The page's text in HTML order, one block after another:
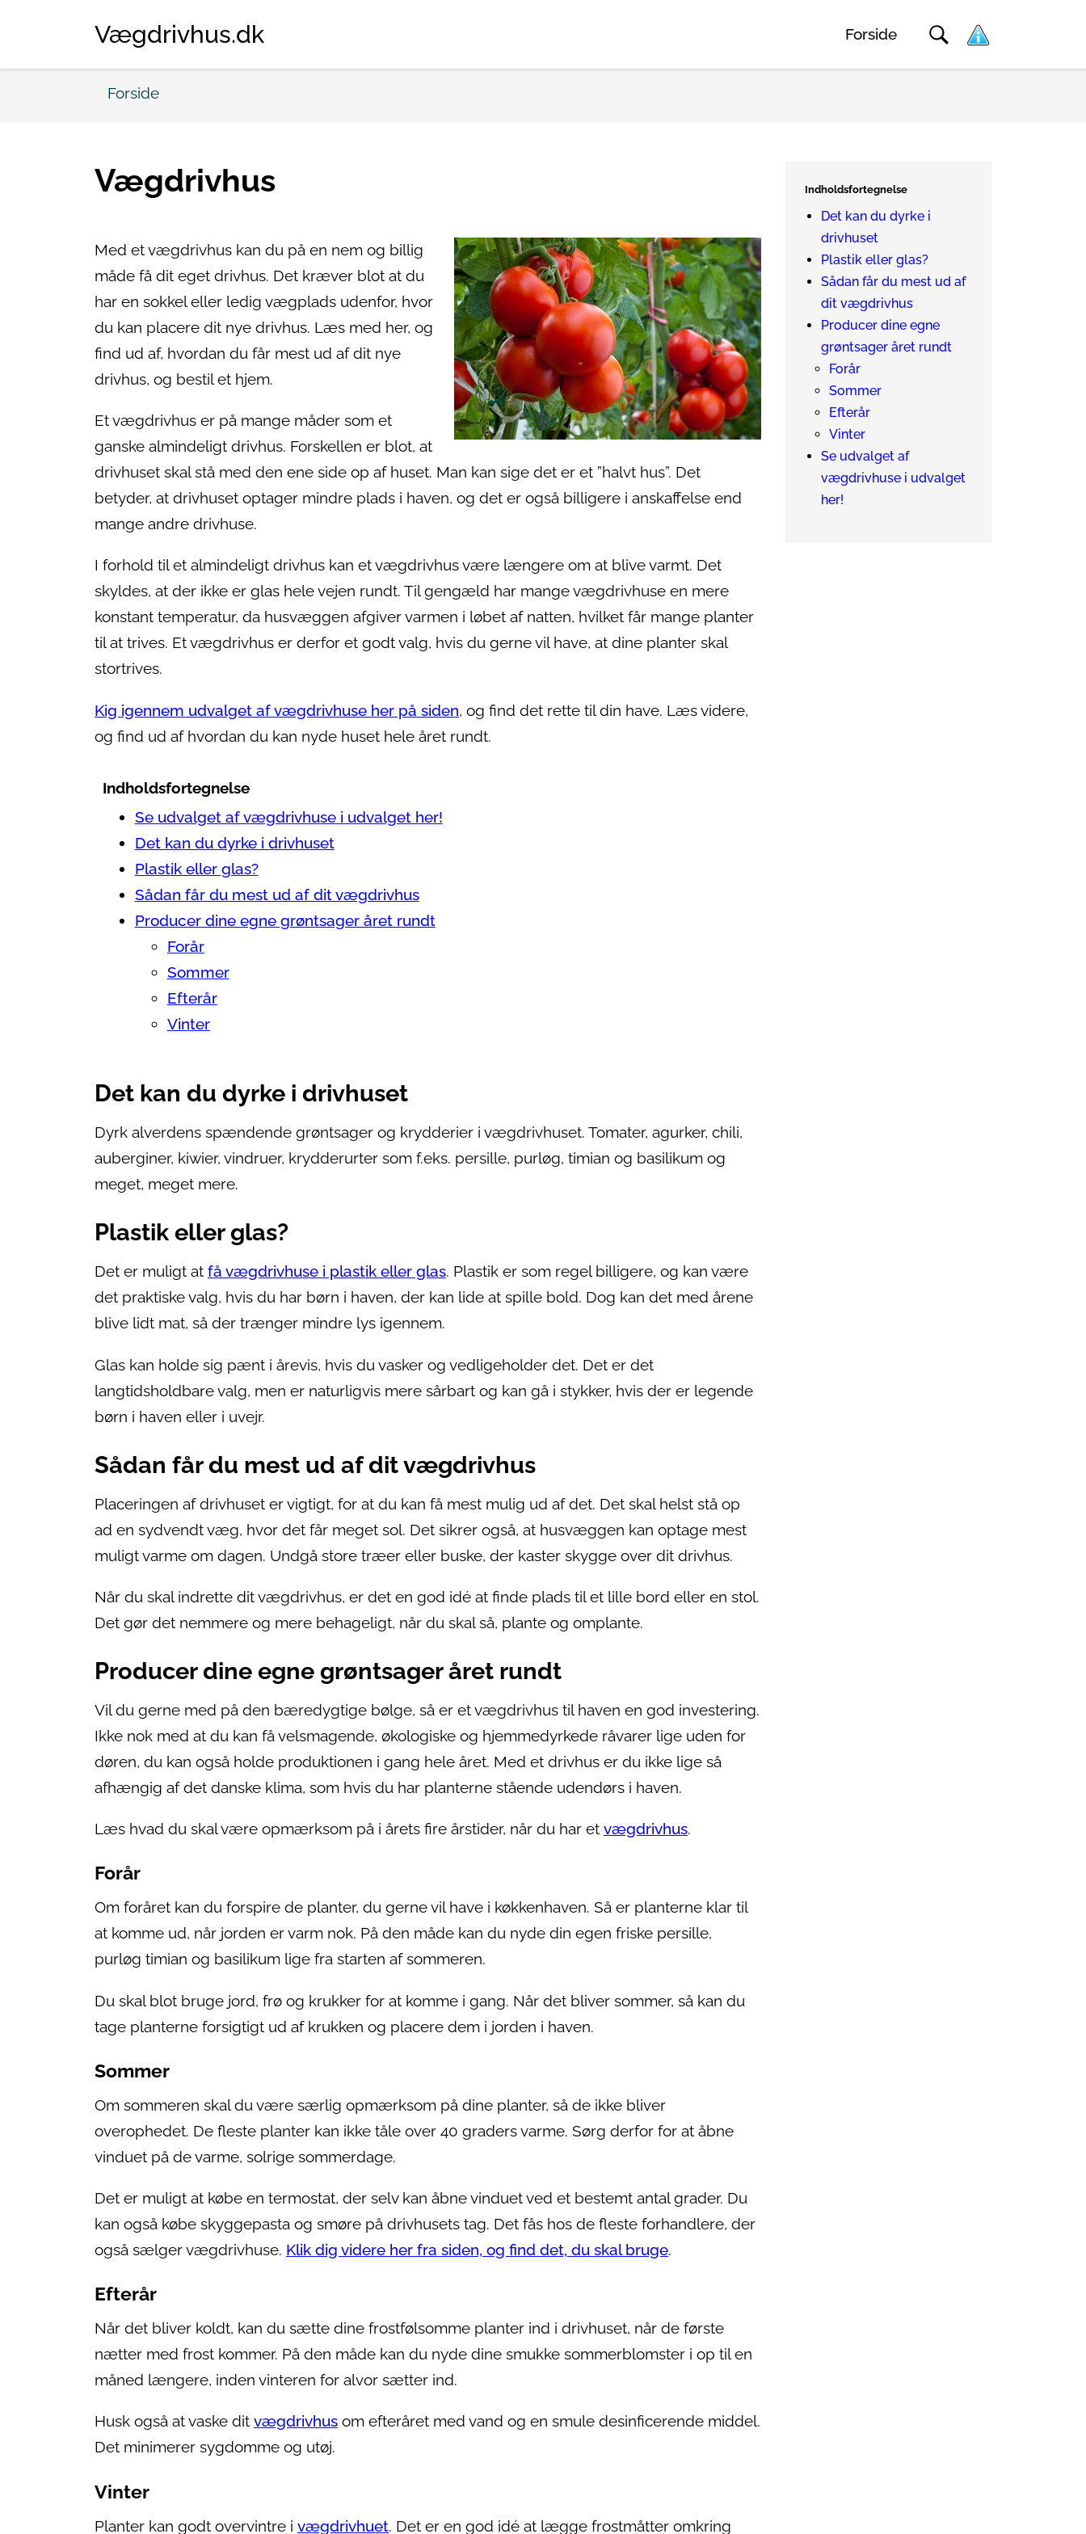
Vægdrivhus.dk Forside
Forside
Vægdrivhus
Med et vægdrivhus kan du på en nem og billig
måde få dit eget drivhus. Det kræver blot at du
har en sokkel eller ledig vægplads udenfor, hvor
du kan placere dit nye drivhus. Læs med her, og
find ud af, hvordan du får mest ud af dit nye
drivhus, og bestil et hjem.
Et vægdrivhus er på mange måder som et
ganske almindeligt drivhus. Forskellen er blot, at
drivhuset skal stå med den ene side op af huset. Man kan sige det er et ”halvt hus”. Det
betyder, at drivhuset optager mindre plads i haven, og det er også billigere i anskaffelse end
mange andre drivhuse.
I forhold til et almindeligt drivhus kan et vægdrivhus være længere om at blive varmt. Det
skyldes, at der ikke er glas hele vejen rundt. Til gengæld har mange vægdrivhuse en mere
konstant temperatur, da husvæggen afgiver varmen i løbet af natten, hvilket får mange planter
til at trives. Et vægdrivhus er derfor et godt valg, hvis du gerne vil have, at dine planter skal
stortrives.
Kig igennem udvalget af vægdrivhuse her på siden, og find det rette til din have. Læs videre,
og find ud af hvordan du kan nyde huset hele året rundt.
Indholdsfortegnelse
Se udvalget af vægdrivhuse i udvalget her!
Det kan du dyrke i drivhuset
Plastik eller glas?
Sådan får du mest ud af dit vægdrivhus
Producer dine egne grøntsager året rundt
Forår
Sommer
Efterår
Vinter
Det kan du dyrke i drivhuset
Dyrk alverdens spændende grøntsager og krydderier i vægdrivhuset. Tomater, agurker, chili,
auberginer, kiwier, vindruer, krydderurter som f.eks. persille, purløg, timian og basilikum og
meget, meget mere.
Plastik eller glas?
Det er muligt at få vægdrivhuse i plastik eller glas. Plastik er som regel billigere, og kan være
det praktiske valg, hvis du har børn i haven, der kan lide at spille bold. Dog kan det med årene
blive lidt mat, så der trænger mindre lys igennem.
Glas kan holde sig pænt i årevis, hvis du vasker og vedligeholder det. Det er det
langtidsholdbare valg, men er naturligvis mere sårbart og kan gå i stykker, hvis der er legende
børn i haven eller i uvejr.
Sådan får du mest ud af dit vægdrivhus
Placeringen af drivhuset er vigtigt, for at du kan få mest mulig ud af det. Det skal helst stå op
ad en sydvendt væg, hvor det får meget sol. Det sikrer også, at husvæggen kan optage mest
muligt varme om dagen. Undgå store træer eller buske, der kaster skygge over dit drivhus.
Når du skal indrette dit vægdrivhus, er det en god idé at finde plads til et lille bord eller en stol.
Det gør det nemmere og mere behageligt, når du skal så, plante og omplante.
Producer dine egne grøntsager året rundt
Vil du gerne med på den bæredygtige bølge, så er et vægdrivhus til haven en god investering.
Ikke nok med at du kan få velsmagende, økologiske og hjemmedyrkede råvarer lige uden for
døren, du kan også holde produktionen i gang hele året. Med et drivhus er du ikke lige så
afhængig af det danske klima, som hvis du har planterne stående udendørs i haven.
Læs hvad du skal være opmærksom på i årets fire årstider, når du har et vægdrivhus.
Forår
Om foråret kan du forspire de planter, du gerne vil have i køkkenhaven. Så er planterne klar til
at komme ud, når jorden er varm nok. På den måde kan du nyde din egen friske persille,
purløg timian og basilikum lige fra starten af sommeren.
Du skal blot bruge jord, frø og krukker for at komme i gang. Når det bliver sommer, så kan du
tage planterne forsigtigt ud af krukken og placere dem i jorden i haven.
Sommer
Om sommeren skal du være særlig opmærksom på dine planter, så de ikke bliver
overophedet. De fleste planter kan ikke tåle over 40 graders varme. Sørg derfor for at åbne
vinduet på de varme, solrige sommerdage.
Det er muligt at købe en termostat, der selv kan åbne vinduet ved et bestemt antal grader. Du
kan også købe skyggepasta og smøre på drivhusets tag. Det fås hos de fleste forhandlere, der
også sælger vægdrivhuse. Klik dig videre her fra siden, og find det, du skal bruge.
Efterår
Når det bliver koldt, kan du sætte dine frostfølsomme planter ind i drivhuset, når de første
nætter med frost kommer. På den måde kan du nyde dine smukke sommerblomster i op til en
måned længere, inden vinteren for alvor sætter ind.
Husk også at vaske dit vægdrivhus om efteråret med vand og en smule desinficerende middel.
Det minimerer sygdomme og utøj.
Vinter
Planter kan godt overvintre i vægdrivhuet. Det er en god idé at lægge frostmåtter omkring
Indholdsfortegnelse
Det kan du dyrke i
drivhuset
Plastik eller glas?
Sådan får du mest ud af
dit vægdrivhus
Producer dine egne
grøntsager året rundt
Forår
Sommer
Efterår
Vinter
Se udvalget af
vægdrivhuse i udvalget
her!